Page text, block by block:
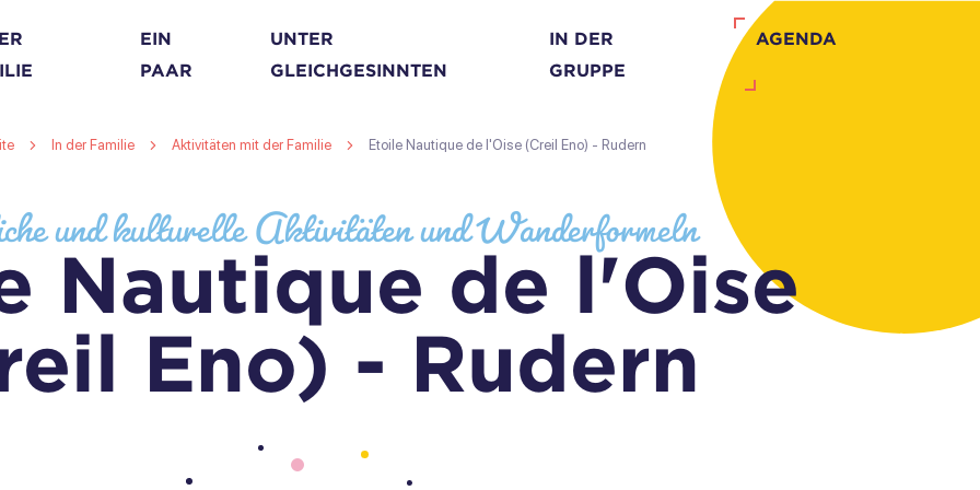
EIN
PAAR
UNTER
GLEICHGESINNTEN
IN DER
GRUPPE
AGENDA
In der Familie Aktivitäten mit der Familie Etoile Nautique de l'Oise (Creil Eno) - Rudern
und kulturelle Aktivitäten und Wanderformeln
Nautique de l'Oise
Eno) - Rudern